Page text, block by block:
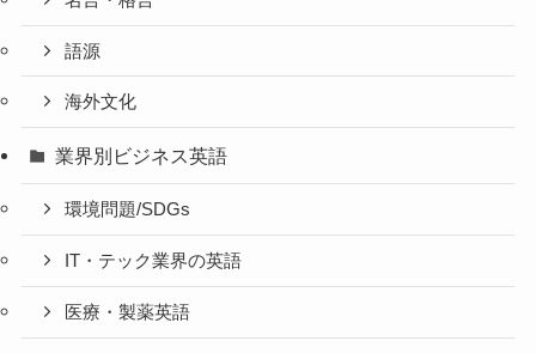
語源
海外文化
業界別ビジネス英語
環境問題/SDGs
IT・テック業界の英語
医療・製薬英語